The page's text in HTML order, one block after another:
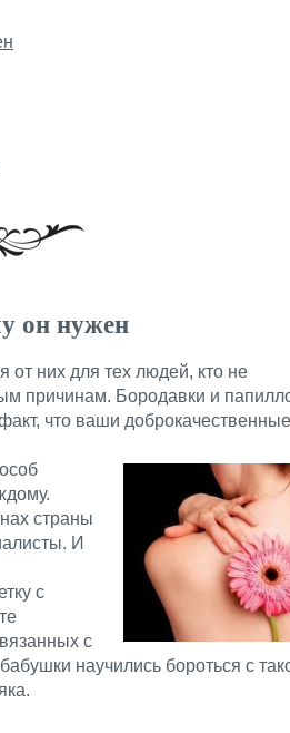
он нужен
от них для тех людей, кто не
причинам. Бородавки и
что ваши доброкачественные
страны
И
с
с
научились бороться с